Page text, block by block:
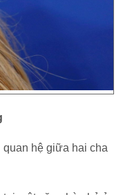
hệ giữa hai cha